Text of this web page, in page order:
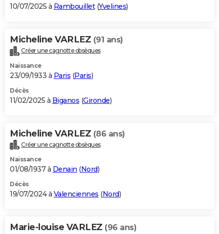
10/07/2025 à Rambouillet(Yvelines)
Micheline VARLEZ (91 ans)
Créer une cagnotte obsèques
Naissance
23/09/1933 à Paris (Paris)
Décès
11/02/2025 à Biganos (Gironde)
Micheline VARLEZ (86 ans)
Créer une cagnotte obsèques
Naissance
01/08/1937 à Denain (Nord)
Décès
19/07/2024 à Valenciennes (Nord)
Marie-louise VARLEZ (96 ans)